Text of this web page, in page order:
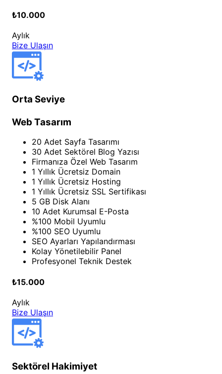
₺10.000
Aylık
Bize Ulaşın
Orta Seviye
Web Tasarım
20 Adet Sayfa Tasarımı
30 Adet Sektörel Blog Yazısı
Firmanıza Özel Web Tasarım
1 Yıllık Ücretsiz Domain
1 Yıllık Ücretsiz Hosting
1 Yıllık Ücretsiz SSL Sertifikası
5 GB Disk Alanı
10 Adet Kurumsal E-Posta
%100 Mobil Uyumlu
%100 SEO Uyumlu
SEO Ayarları Yapılandırması
Kolay Yönetilebilir Panel
Profesyonel Teknik Destek
₺15.000
Aylık
Bize Ulaşın
Sektörel Hakimiyet